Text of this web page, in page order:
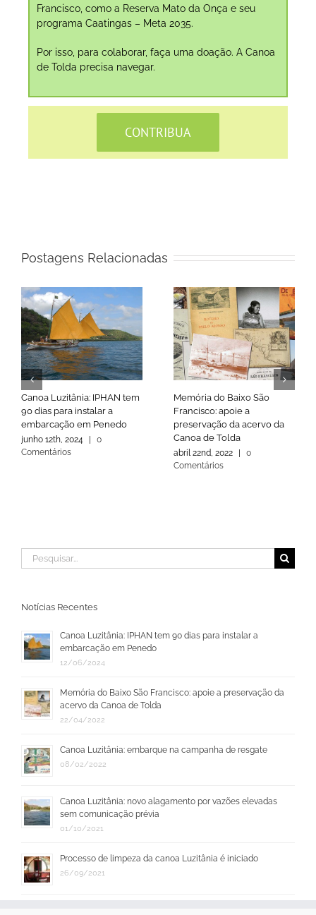
Francisco, como a Reserva Mato da Onça e seu
programa Caatingas – Meta 2035.
Por isso, para colaborar, faça uma doação. A Canoa
de Tolda precisa navegar.
CONTRIBUA
Postagens Relacionadas
Canoa Luzitânia: IPHAN tem
90 dias para instalar a
embarcação em Penedo
junho 12th, 2024 |
0
Comentários
Memória do Baixo São
Francisco: apoie a
preservação da acervo da
Canoa de Tolda
abril 22nd, 2022 |
0
Comentários
Buscar
resultados
Notícias Recentes
Canoa Luzitânia: IPHAN tem 90 dias para instalar a
embarcação em Penedo
12/06/2024
Memória do Baixo São Francisco: apoie a preservação da
acervo da Canoa de Tolda
22/04/2022
Canoa Luzitânia: embarque na campanha de resgate
08/02/2022
Canoa Luzitânia: novo alagamento por vazões elevadas
sem comunicação prévia
01/10/2021
Processo de limpeza da canoa Luzitânia é iniciado
26/09/2021